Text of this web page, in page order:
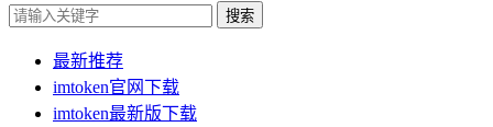
搜索
最新推荐
imtoken官网下载
imtoken最新版下载